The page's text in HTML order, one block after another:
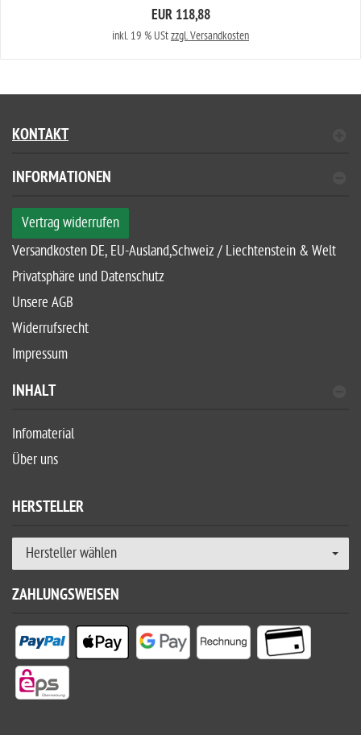
EUR 118,88
inkl. 19 % UStzzgl. Versandkosten
KONTAKT
INFORMATIONEN
Vertrag widerrufen
Versandkosten DE, EU-Ausland,Schweiz / Liechtenstein & Welt
Privatsphäre und Datenschutz
Unsere AGB
Widerrufsrecht
Impressum
INHALT
Infomaterial
Über uns
HERSTELLER
Hersteller wählen
ZAHLUNGSWEISEN